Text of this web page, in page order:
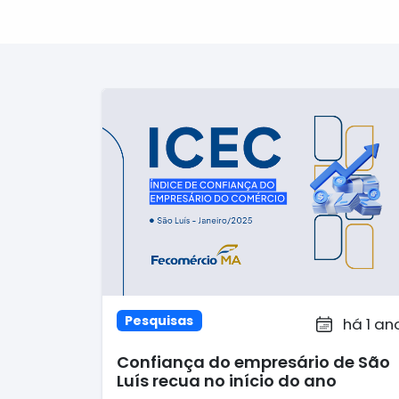
Pesquisas há 1
Confiança do empresário de São
Luís recua no início do ano